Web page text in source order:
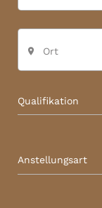
place Ort
Qualifikation
Anstellungsart